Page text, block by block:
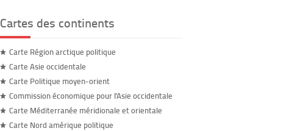
Cartes des continents
Carte Région arctique politique
Carte Asie occidentale
Carte Politique moyen-orient
Commission économique pour l'Asie occidentale
Carte Méditerranée méridionale et orientale
Carte Nord amérique politique